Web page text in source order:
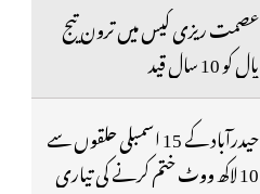
عصمت ریزی کیس میں ترون تیج
پال کو 10 سال قید
حیدرآباد کے 15 اسمبلی حلقوں سے
10 لاکھ ووٹ ختم کرنے کی تیاری